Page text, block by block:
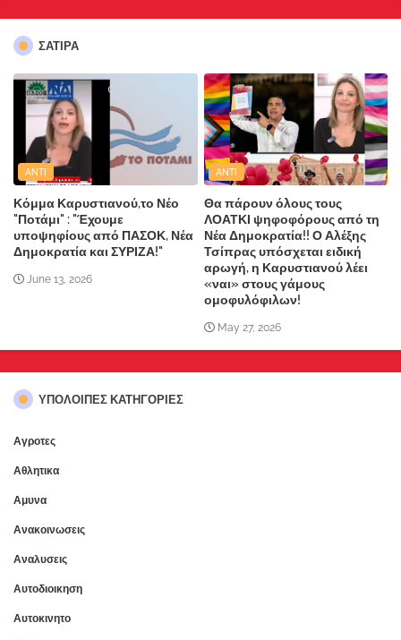
ΣΑΤΙΡΑ
ANTI
Κόμμα Καρυστιανού,το Νέο
"Ποτάμι" : "Έχουμε
υποψηφίους από ΠΑΣΟΚ, Νέα
Δημοκρατία και ΣΥΡΙΖΑ!"
June 13, 2026
ANTI
Θα πάρουν όλους τους
ΛΟΑΤΚΙ ψηφοφόρους από τη
Νέα Δημοκρατία!! Ο Αλέξης
Τσίπρας υπόσχεται ειδική
αρωγή, η Καρυστιανού λέει
«ναι» στους γάμους
ομοφυλόφιλων!
May 27, 2026
ΥΠΌΛΟΙΠΕΣ ΚΑΤΗΓΟΡΊΕΣ
Αγροτες
Αθλητικα
Αμυνα
Ανακοινωσεις
Αναλυσεις
Αυτοδιοικηση
Αυτοκινητο